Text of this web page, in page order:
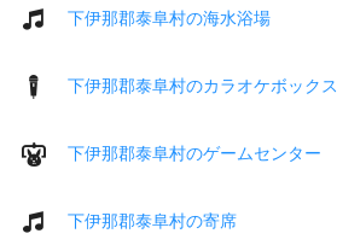
下伊那郡泰阜村の海水浴場
下伊那郡泰阜村のカラオケボックス
下伊那郡泰阜村のゲームセンター
下伊那郡泰阜村の寄席